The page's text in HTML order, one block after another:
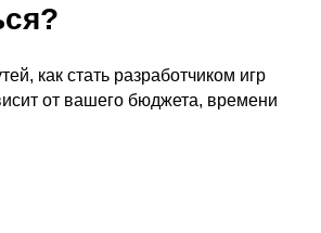
как стать разработчиком игр
от вашего бюджета, времени